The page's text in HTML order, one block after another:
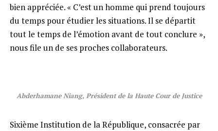
bien appréciée. « C’est un homme qui prend toujours
du temps pour étudier les situations. Il se départit
tout le temps de l’émotion avant de tout conclure »,
nous file un de ses proches collaborateurs.
Abderhamane Niang, Président de la Haute Cour de Justice
Sixième Institution de la République, consacrée par